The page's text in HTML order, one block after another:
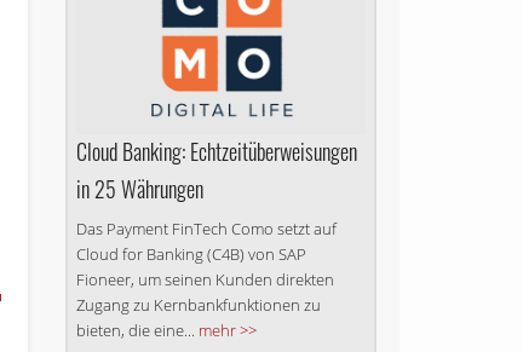
Cloud Banking: Echt­zeit­über­wei­sun­gen
in 25 Währungen
Das Payment FinTech Como setzt auf
Cloud for Banking (C4B) von SAP
Fioneer, um seinen Kunden direkten
Zugang zu Kernbankfunktionen zu
bieten, die eine... mehr >>